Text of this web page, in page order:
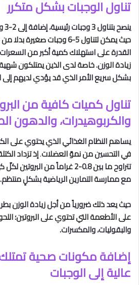
تناول الوجبات بشكل متكرر
القدرة على استهلاك كمية أكبر من
زيادة الوزن. خاصة لدى الذين يمتلكون
بشكل سريع الأمر الذي قد يؤدي لديهم إلى
تناول كميات كافية من
والكربوهيدرات، والدهون
يساهم النظام الغذائي الذي يحتوي على
في التحسين من نموّ العضلات.إذ تزداد
تتراوح ما بين 0.8-2 غراماً من
مع ممارسة التمارين الرياضية بشكلٍ منتظم.
حيث يعد ذلك ضرورياً من أجل زيادة الوزن
على الأطعمة التي تحتوي على البروتين؛
والبقوليات، والمكسرات.
إضافة مكونات صحية
عالية إلى الوجبات